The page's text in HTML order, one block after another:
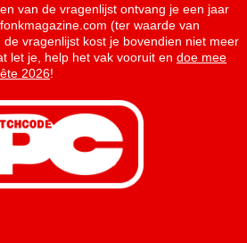
van de vragenlijst ontvang je een jaar
(ter waarde van
vragenlijst kost je bovendien niet meer
let je, help het vak vooruit en doe mee
2026!